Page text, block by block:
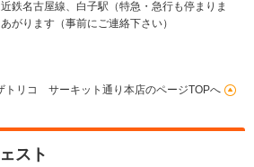
鉄名古屋線、白子駅（特急・急行も停まりま
がります（事前にご連絡下さい）
トリコ サーキット通り本店のページTOPへ
スト